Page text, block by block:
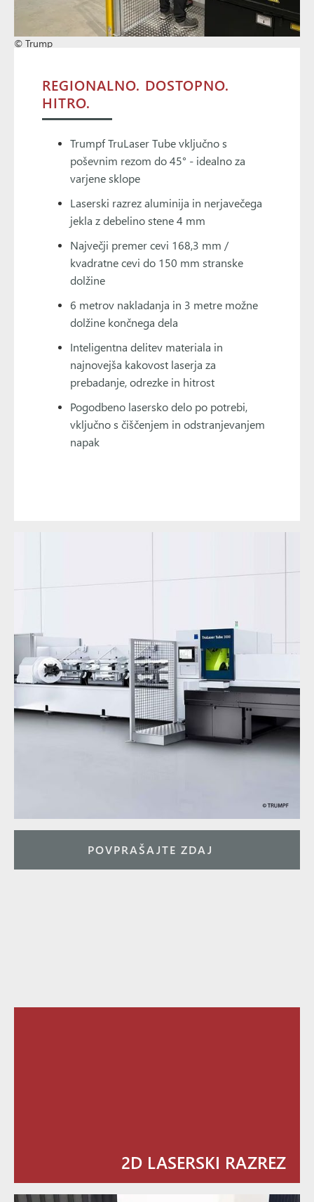
© Trump
POVPRAŠAJTE ZDAJ
REGIONALNO. DOSTOPNO.
HITRO.
Trumpf TruLaser Tube vključno s
poševnim rezom do 45° - idealno za
varjene sklope
Laserski razrez aluminija in nerjavečega
jekla z debelino stene 4 mm
Največji premer cevi 168,3 mm /
kvadratne cevi do 150 mm stranske
dolžine
6 metrov nakladanja in 3 metre možne
dolžine končnega dela
Inteligentna delitev materiala in
najnovejša kakovost laserja za
prebadanje, odrezke in hitrost
Pogodbeno lasersko delo po potrebi,
vključno s čiščenjem in odstranjevanjem
napak
2D LASERSKI RAZREZ